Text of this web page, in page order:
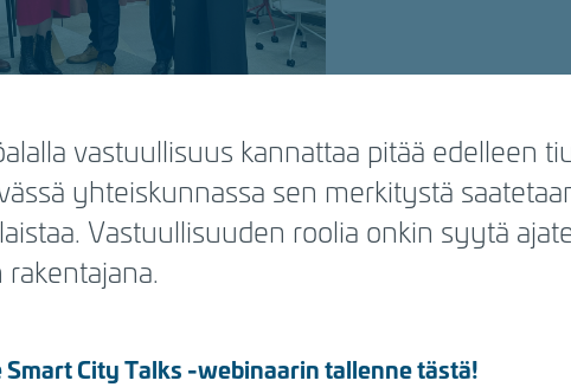
vastuullisuus kannattaa pitää edelleen
yhteiskunnassa sen merkitystä
Vastuullisuuden roolia onkin syytä
rakentajana.
Smart City Talks -webinaarin tallenne tästä!